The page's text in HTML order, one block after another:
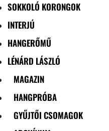
SOKKOLÓ KORONGOK
INTERJÚ
HANGERŐMŰ
LÉNÁRD LÁSZLÓ
MAGAZIN
HANGPRÓBA
GYŰJTŐI CSOMAGOK